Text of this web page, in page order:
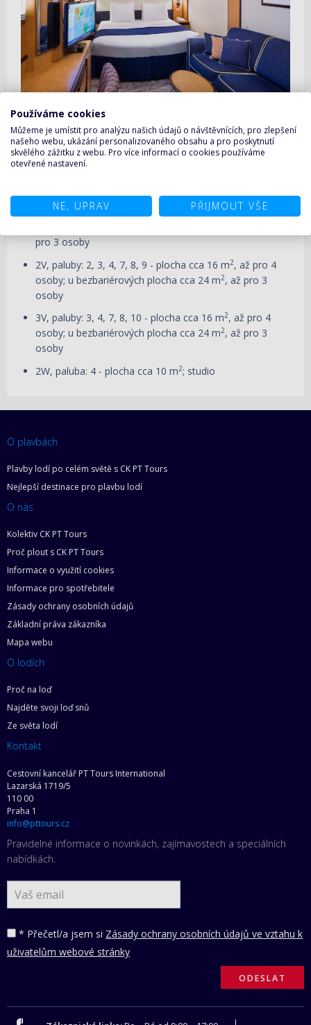
Vnitřní kajuta - Jewel of the Seas
1V, 4V, 5V, paluby: 2, 3, 4, 7, 8, 9, 10 - plocha cca 16 m
pro 3 osoby
2V, paluby: 2, 3, 4, 7, 8, 9 - plocha cca 16 m2, až pro 4
osoby; u bezbariérových plocha cca 24 m2, až pro 3
osoby
3V, paluby: 3, 4, 7, 8, 10 - plocha cca 16 m2, až pro 4
osoby; u bezbariérových plocha cca 24 m2, až pro 3
osoby
2W, paluba: 4 - plocha cca 10 m2; studio
O plavbách
Plavby lodí po celém světě s CK PT Tours
Nejlepší destinace pro plavbu lodí
O nás
Kolektiv CK PT Tours
Proč plout s CK PT Tours
Informace o využití cookies
Informace pro spotřebitele
Zásady ochrany osobních údajů
Základní práva zákazníka
Mapa webu
O lodích
Proč na loď
Najděte svoji loď snů
Ze světa lodí
Kontakt
Cestovní kancelář PT Tours International
Lazarská 1719/5
110 00
Praha 1
info@pttours.cz
Pravidelné informace o novinkách, zajímavostech a speciálních
nabídkách.
* Přečetl/a jsem si Zásady ochrany osobních údajů ve vztahu k
uživatelům webové stránky
Používáme cookies
Můžeme je umístit pro analýzu našich údajů o návštěvnících, pro zlepšení
našeho webu, ukázání personalizovaného obsahu a pro poskytnutí
skvělého zážitku z webu. Pro více informací o cookies používáme
otevřené nastavení.
NE, UPRAV PŘIJMOUT VŠE